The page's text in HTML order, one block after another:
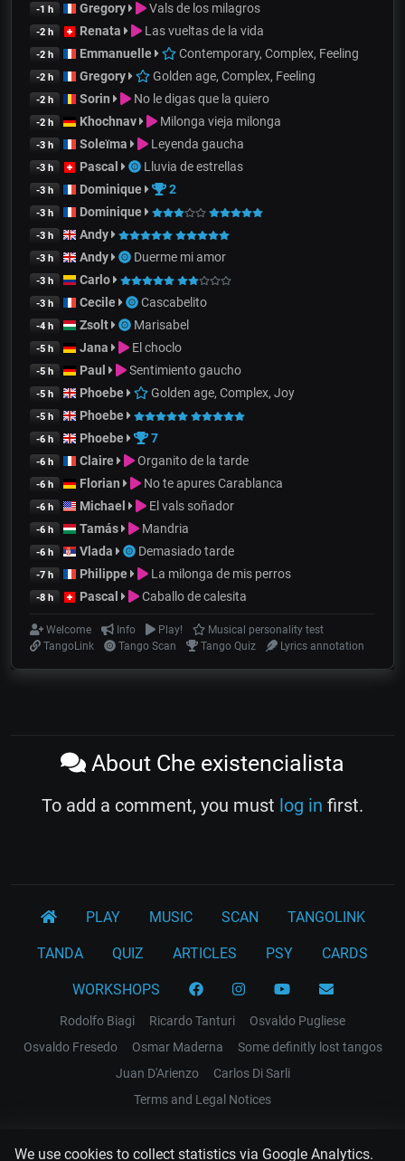
We use cookies to collect statistics via Google Analytics.
-1 h Gregory Vals de los milagros
-2 h Renata Las vueltas de la vida
-2 h Emmanuelle Contemporary, Complex, Feeling
-2 h Gregory Golden age, Complex, Feeling
-2 h Sorin No le digas que la quiero
-2 h Khochnav Milonga vieja milonga
-3 h Soleïma Leyenda gaucha
-3 h Pascal Lluvia de estrellas
-3 h Dominique 2
-3 h Dominique
-3 h Andy
-3 h Andy Duerme mi amor
-3 h Carlo
-3 h Cecile Cascabelito
-4 h Zsolt Marisabel
-5 h Jana El choclo
-5 h Paul Sentimiento gaucho
-5 h Phoebe Golden age, Complex, Joy
-5 h Phoebe
-6 h Phoebe 7
-6 h Claire Organito de la tarde
-6 h Florian No te apures Carablanca
-6 h Michael El vals soñador
-6 h Tamás Mandria
-6 h Vlada Demasiado tarde
-7 h Philippe La milonga de mis perros
-8 h Pascal Caballo de calesita
Welcome Info Play!
Musical personality test
TangoLink
Tango Scan Tango Quiz Lyrics annotation
About Che existencialista
To add a comment, you must log in first.
PLAY MUSIC SCAN TANGOLINK
TANDA QUIZ ARTICLES PSY CARDS
WORKSHOPS
Rodolfo Biagi Ricardo Tanturi
Osvaldo Pugliese
Osvaldo Fresedo
Osmar Maderna
Some definitly lost tangos
Juan D'Arienzo
Carlos Di Sarli
Terms and Legal Notices
EL RECODO TANGO